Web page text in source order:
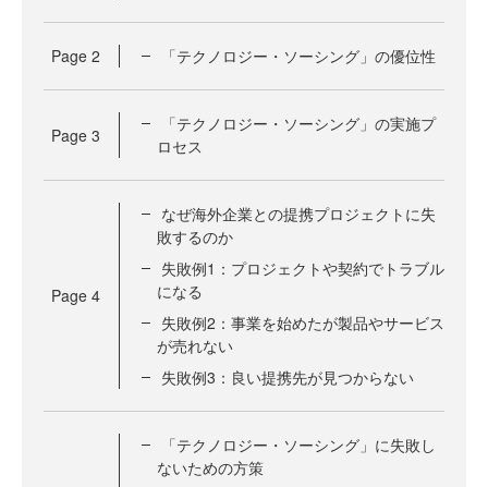
Page 2 「テクノロジー・ソーシング」の優位性
Page 3
「テクノロジー・ソーシング」の実施プ
ロセス
Page 4
なぜ海外企業との提携プロジェクトに失
敗するのか
失敗例1：プロジェクトや契約でトラブル
になる
失敗例2：事業を始めたが製品やサービス
が売れない
失敗例3：良い提携先が見つからない
「テクノロジー・ソーシング」に失敗し
ないための方策